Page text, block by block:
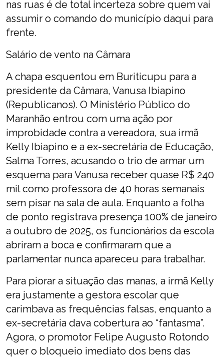
nas ruas é de total incerteza sobre quem vai
assumir o comando do município daqui para
frente.
Salário de vento na Câmara
A chapa esquentou em Buriticupu para a
presidente da Câmara, Vanusa Ibiapino
(Republicanos). O Ministério Público do
Maranhão entrou com uma ação por
improbidade contra a vereadora, sua irmã
Kelly Ibiapino e a ex-secretária de Educação,
Salma Torres, acusando o trio de armar um
esquema para Vanusa receber quase R$ 240
mil como professora de 40 horas semanais
sem pisar na sala de aula. Enquanto a folha
de ponto registrava presença 100% de janeiro
a outubro de 2025, os funcionários da escola
abriram a boca e confirmaram que a
parlamentar nunca apareceu para trabalhar.
Para piorar a situação das manas, a irmã Kelly
era justamente a gestora escolar que
carimbava as frequências falsas, enquanto a
ex-secretária dava cobertura ao “fantasma”.
Agora, o promotor Felipe Augusto Rotondo
quer o bloqueio imediato dos bens das